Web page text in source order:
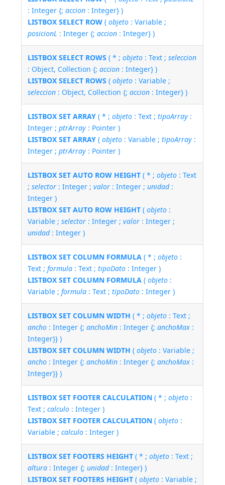
: Integer {;accion : Integer} )
LISTBOX SELECT ROW (objeto : Variable ;
posicionL : Integer {;accion : Integer} )
LISTBOX SELECT ROWS ( * ;objeto : Text ;seleccion
: Object, Collection {;accion : Integer} )
LISTBOX SELECT ROWS (objeto : Variable ;
seleccion : Object, Collection {;accion : Integer} )
LISTBOX SET ARRAY ( * ;objeto : Text ;tipoArray :
Integer ;ptrArray : Pointer )
LISTBOX SET ARRAY (objeto : Variable ;tipoArray :
Integer ;ptrArray : Pointer )
LISTBOX SET AUTO ROW HEIGHT ( * ;objeto : Text
;selector : Integer ;valor : Integer ;unidad:
Integer )
LISTBOX SET AUTO ROW HEIGHT (objeto :
Variable ;selector : Integer ;valor : Integer ;
unidad: Integer )
LISTBOX SET COLUMN FORMULA ( * ;objeto :
Text ;formula : Text ;tipoDato : Integer )
LISTBOX SET COLUMN FORMULA (objeto :
Variable ;formula : Text ;tipoDato : Integer )
LISTBOX SET COLUMN WIDTH ( * ;objeto : Text ;
ancho : Integer {;anchoMin : Integer {;anchoMax :
Integer}} )
LISTBOX SET COLUMN WIDTH (objeto : Variable ;
ancho : Integer {;anchoMin : Integer {;anchoMax :
Integer}} )
LISTBOX SET FOOTER CALCULATION ( * ;objeto :
Text ;calculo : Integer )
LISTBOX SET FOOTER CALCULATION (objeto :
Variable ;calculo : Integer )
LISTBOX SET FOOTERS HEIGHT ( * ;objeto : Text ;
altura : Integer {;unidad: Integer} )
LISTBOX SET FOOTERS HEIGHT (objeto : Variable ;